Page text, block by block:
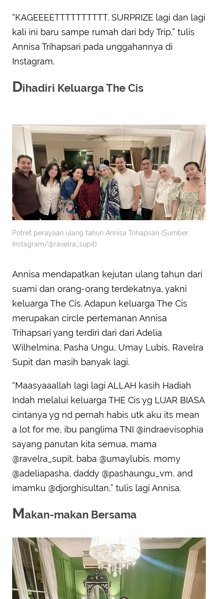
“KAGEEEETTTTTTTTTT. SURPRIZE lagi dan lagi
kali ini baru sampe rumah dari bdy Trip,” tulis
Annisa Trihapsari pada unggahannya di
Instagram.
Dihadiri Keluarga The Cis
Potret perayaan ulang tahun Annisa Trihapsari (Sumber:
Instagram/@ravelra_supit)
Annisa mendapatkan kejutan ulang tahun dari
suami dan orang-orang terdekatnya, yakni
keluarga The Cis. Adapun keluarga The Cis
merupakan circle pertemanan Annisa
Trihapsari yang terdiri dari dari Adelia
Wilhelmina, Pasha Ungu, Umay Lubis, Ravelra
Supit dan masih banyak lagi.
“Maasyaaallah lagi lagi ALLAH kasih Hadiah
Indah melalui keluarga THE Cis yg LUAR BIASA
cintanya yg nd pernah habis utk aku its mean
a lot for me, ibu panglima TNI @indraevisophia
sayang panutan kita semua, mama
@ravelra_supit, baba @umaylubis, momy
@adeliapasha, daddy @pashaungu_vm, and
imamku @djorghisultan,” tulis lagi Annisa.
Makan-makan Bersama